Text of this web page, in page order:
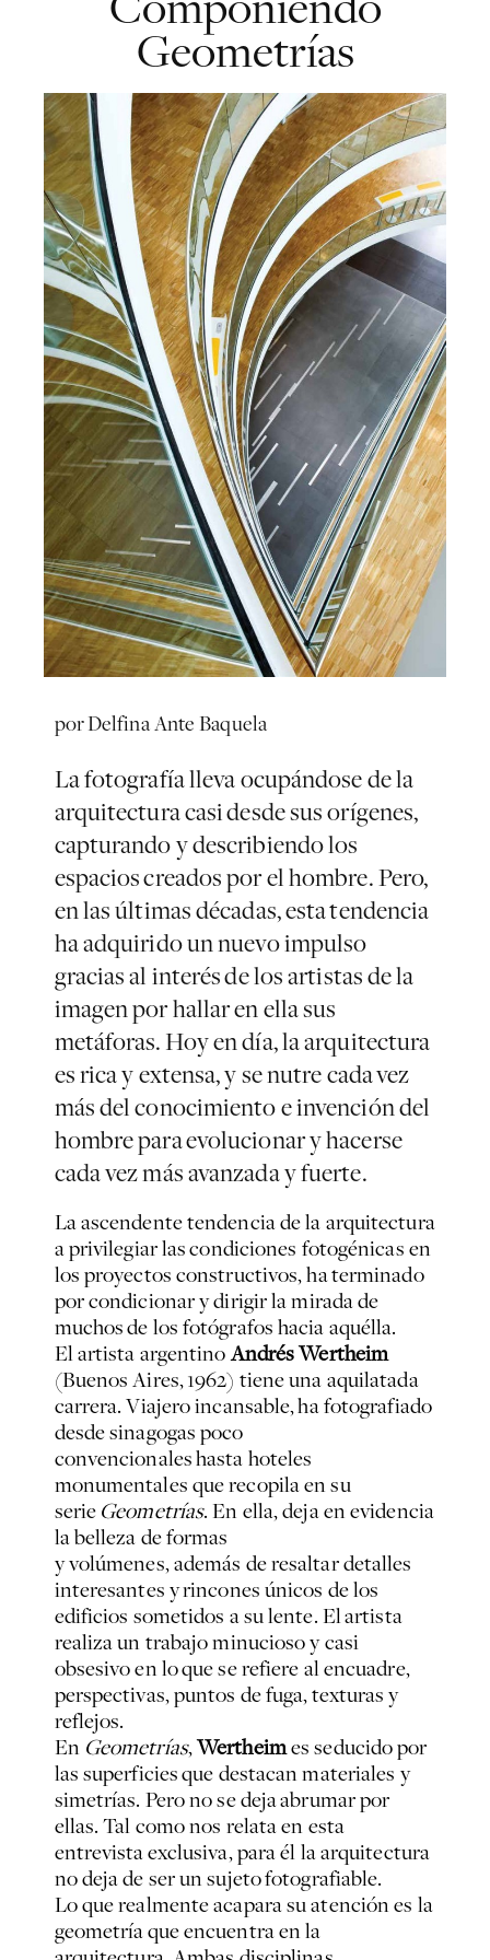
Geometrías
por Delfina Ante Baquela
La fotografía lleva ocupándose de la
arquitectura casi desde sus orígenes,
capturando y describiendo los
espacios creados por el hombre. Pero,
en las últimas décadas, esta tendencia
ha adquirido un nuevo impulso
gracias al interés de los artistas de la
imagen por hallar en ella sus
metáforas. Hoy en día, la arquitectura
es rica y extensa, y se nutre cada vez
más del conocimiento e invención del
hombre para evolucionar y hacerse
cada vez más avanzada y fuerte.
La ascendente tendencia de la arquitectura
a privilegiar las condiciones fotogénicas en
los proyectos constructivos, ha terminado
por condicionar y dirigir la mirada de
muchos de los fotógrafos hacia aquélla.
El artista argentinoAndrés Wertheim
(Buenos Aires, 1962) tiene una aquilatada
carrera. Viajero incansable, ha fotografiado
desde sinagogas poco
convencionales hasta hoteles
monumentales que recopila en su
serieGeometrías. En ella, deja en evidencia
la belleza de formas
y volúmenes, además de resaltar detalles
interesantes y rincones únicos de los
edificios sometidos a su lente. El artista
realiza un trabajo minucioso y casi
obsesivo en lo que se refiere al encuadre,
perspectivas, puntos de fuga, texturas y
reflejos.
En Geometrías,Wertheimes seducido por
las superficies que destacan materiales y
simetrías. Pero no se deja abrumar por
ellas. Tal como nos relata en esta
entrevista exclusiva, para él la arquitectura
no deja de ser un sujeto fotografiable.
Lo que realmente acapara su atención es la
geometría que encuentra en la